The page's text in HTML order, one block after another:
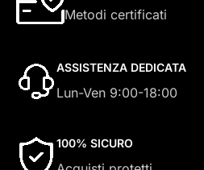
Metodi certificati
ASSISTENZA DEDICATA
Lun-Ven 9:00-18:00
100% SICURO